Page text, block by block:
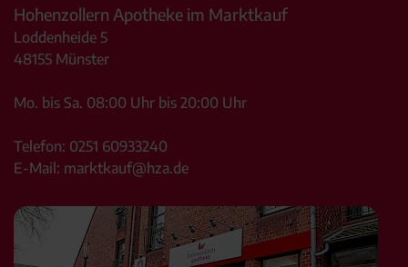
Hohenzollern Apotheke im Marktkauf
Loddenheide 5
48155 Münster
Mo. bis Sa. 08:00 Uhr bis 20:00 Uhr
Telefon: 0251 60933240
E-Mail: marktkauf@hza.de